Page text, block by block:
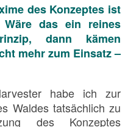
des Konzeptes ist
Wäre das ein reines
dann kämen
mehr zum Einsatz –
habe ich zur
Waldes tatsächlich zu
des Konzeptes